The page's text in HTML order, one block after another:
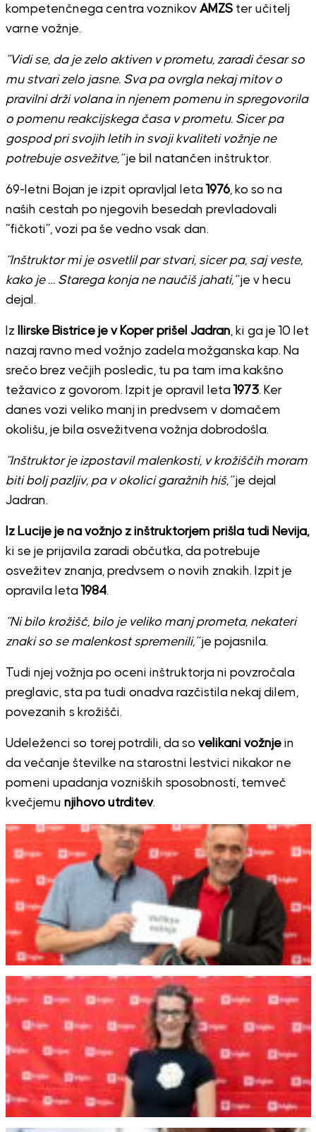
kompetenčnega centra voznikov AMZSter učitelj
varne vožnje.
“Vidi se, da je zelo aktiven v prometu, zaradi česar so
mu stvari zelo jasne. Sva pa ovrgla nekaj mitov o
pravilni drži volana in njenem pomenu in spregovorila
o pomenu reakcijskega časa v prometu. Sicer pa
gospod pri svojih letih in svoji kvaliteti vožnje ne
potrebuje osvežitve,”je bil natančen inštruktor.
69-letni Bojan je izpit opravljal leta 1976, ko so na
naših cestah po njegovih besedah prevladovali
“fičkoti”, vozi pa še vedno vsak dan.
“Inštruktor mi je osvetlil par stvari, sicer pa, saj veste,
kako je … Starega konja ne naučiš jahati,”je v hecu
dejal.
Iz Ilirske Bistrice je v Koper prišel Jadran, ki ga je 10 let
nazaj ravno med vožnjo zadela možganska kap. Na
srečo brez večjih posledic, tu pa tam ima kakšno
težavico z govorom. Izpit je opravil leta 1973. Ker
danes vozi veliko manj in predvsem v domačem
okolišu, je bila osvežitvena vožnja dobrodošla.
“Inštruktor je izpostavil malenkosti, v krožiščih moram
biti bolj pazljiv, pa v okolici garažnih hiš,”je dejal
Jadran.
Iz Lucije je na vožnjo z inštruktorjem prišla tudi Nevija,
ki se je prijavila zaradi občutka, da potrebuje
osvežitev znanja, predvsem o novih znakih. Izpit je
opravila leta 1984.
“Ni bilo krožišč, bilo je veliko manj prometa, nekateri
znaki so se malenkost spremenili,”je pojasnila.
Tudi njej vožnja po oceni inštruktorja ni povzročala
preglavic, sta pa tudi onadva razčistila nekaj dilem,
povezanih s krožišči.
Udeleženci so torej potrdili, da so velikani vožnjein
da večanje številke na starostni lestvici nikakor ne
pomeni upadanja vozniških sposobnosti, temveč
kvečjemu njihovo utrditev.